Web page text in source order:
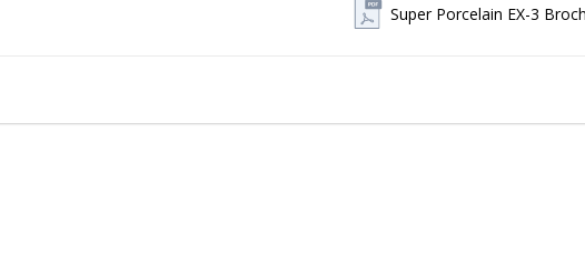
Super Porcelain EX-3